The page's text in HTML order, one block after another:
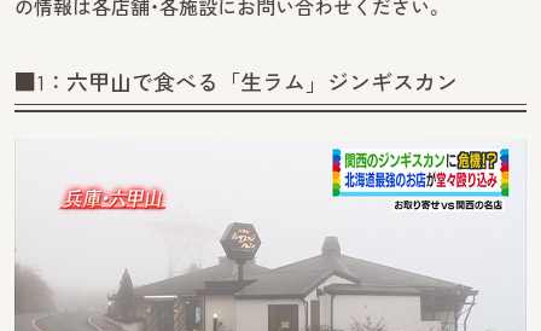
の情報は各店舗・各施設にお問い合わせください。
■1：六甲山で食べる「生ラム」ジンギスカン